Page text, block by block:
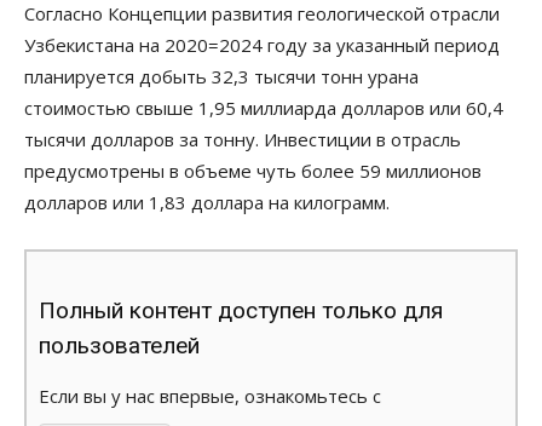
Согласно Концепции развития геологической отрасли
Узбекистана на 2020=2024 году за указанный период
планируется добыть 32,3 тысячи тонн урана
стоимостью свыше 1,95 миллиарда долларов или 60,4
тысячи долларов за тонну. Инвестиции в отрасль
предусмотрены в объеме чуть более 59 миллионов
долларов или 1,83 доллара на килограмм.
Полный контент доступен только для
пользователей
Если вы у нас впервые, ознакомьтесь с